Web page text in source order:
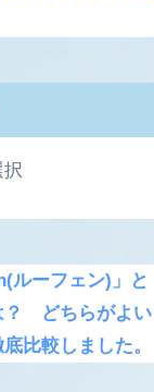
ルーフェン)」と
？ どちらがよ
底比較しました。